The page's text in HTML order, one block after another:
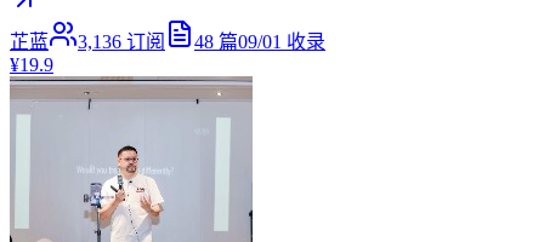
芷蓝 3,136 订阅 48 篇09/01 收录
¥19.9